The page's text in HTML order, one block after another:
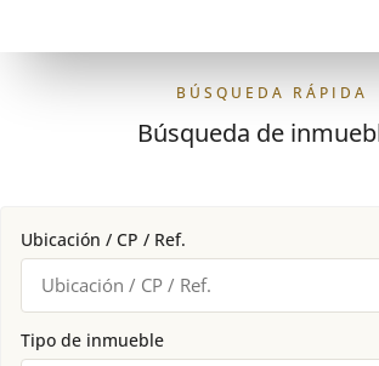
BÚSQUEDA RÁPIDA
Búsqueda de
Ubicación / CP / Ref.
Tipo de inmueble